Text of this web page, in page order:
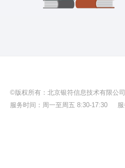
©版权所有：北京银符信息技术有限
服务时间：周一至周五 8:30-17:30 服